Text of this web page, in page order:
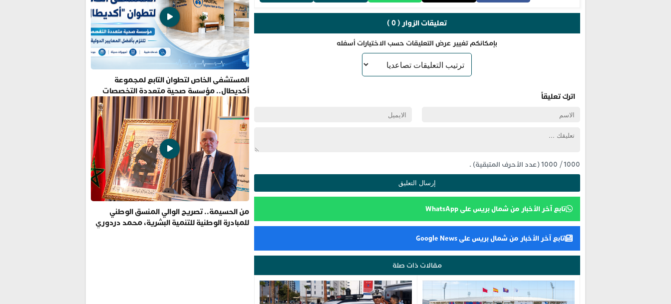
تعليقات الزوار ( 0 )
بإمكانكم تغيير عرض التعليقات حسب الاختيارات أسفله
اترك تعليقاً
1000
/
1000(عدد الأحرف المتبقية) .
تابع آخر الأخبار من شمال بريس على WhatsApp
تابع آخر الأخبار من شمال بريس على Google News
مقالات ذات صلة
المستشفى الخاص لتطوان التابع لمجموعة
أكديطال.. مؤسسة صحية متعددة التخصصات
تلتزم بأفضل المعايير الدولية
من الحسيمة.. تصريح الوالي المنسق الوطني
للمبادرة الوطنية للتنمية البشرية، محمد دردوري